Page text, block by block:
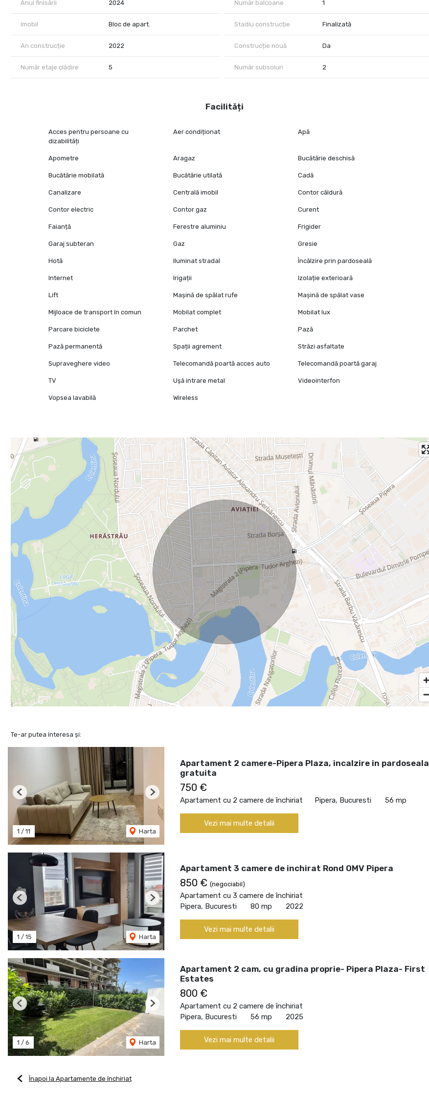
Anul finisării 2024 Număr balcoane 1
Imobil Bloc de apart. Stadiu construcție Finalizată
An construcție 2022 Construcție nouă Da
Număr etaje clădire 5 Număr subsoluri 2
Facilități
Acces pentru persoane cu
dizabilități
Aer condiționat Apă
Apometre Aragaz Bucătărie deschisă
Bucătărie mobilată Bucătărie utilată Cadă
Canalizare Centrală imobil Contor căldură
Contor electric Contor gaz Curent
Faianță Ferestre aluminiu Frigider
Garaj subteran Gaz Gresie
Hotă Iluminat stradal Încălzire prin pardoseală
Internet Irigații Izolație exterioară
Lift Mașină de spălat rufe Mașină de spălat vase
Mijloace de transport în comun Mobilat complet Mobilat lux
Parcare biciclete Parchet Pază
Pază permanentă Spații agrement Străzi asfaltate
Supraveghere video Telecomandă poartă acces auto Telecomandă poartă garaj
TV Ușă intrare metal Videointerfon
Vopsea lavabilă Wireless
Te-ar putea interesa și:
1 / 11 Harta
Previous Next
Apartament 2 camere-Pipera Plaza, incalzire in pardoseala
gratuita
750 €
Apartament cu 2 camere de închiriat Pipera, Bucuresti 56 mp
Vezi mai multe detalii
1 / 15 Harta
Previous Next
Apartament 3 camere de inchirat Rond OMV Pipera
850 € (negociabil)
Apartament cu 3 camere de închiriat
Pipera, Bucuresti
80 mp 2022
Vezi mai multe detalii
1 / 6 Harta
Previous Next
Apartament 2 cam, cu gradina proprie- Pipera Plaza- First
Estates
800 €
Apartament cu 2 camere de închiriat
Pipera, Bucuresti
56 mp 2025
Vezi mai multe detalii
Înapoi la Apartamente de închiriat